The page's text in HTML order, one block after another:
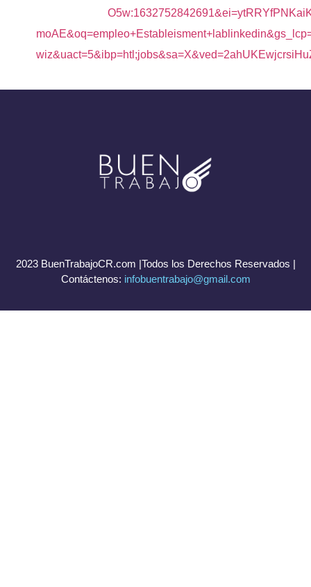
2023 BuenTrabajoCR.com |Todos los Derechos Reservados |
Contáctenos: infobuentrabajo@gmail.com